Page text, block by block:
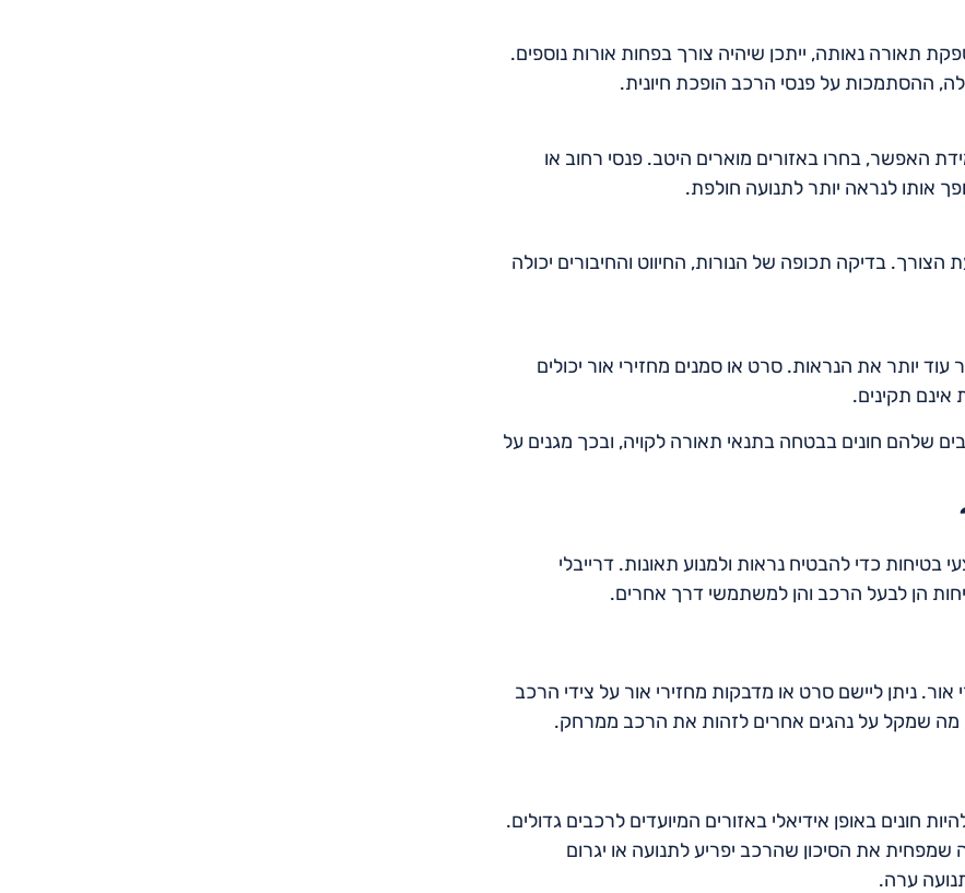
תאורה נאותה, ייתכן שיהיה צורך בפחות אורות נוספים.
ההסתמכות על פנסי הרכב הופכת חיונית.
האפשר, בחרו באזורים מוארים היטב. פנסי רחוב או
אותו לנראה יותר לתנועה חולפת.
בדיקה תכופה של הנורות, החיווט והחיבורים יכולה
יותר את הנראות. סרט או סמנים מחזירי אור יכולים
תקינים.
שלהם חונים בבטחה בתנאי תאורה לקויה, ובכך מגנים על
תשומת לב לאמצעי בטיחות כדי להבטיח נראות ולמנוע תאונות. דרייבלי
הן לבעל הרכב והן למשתמשי דרך אחרים.
ניתן ליישם סרט או מדבקות מחזירי אור על צידי הרכב
מה שמקל על נהגים אחרים לזהות את הרכב ממרחק.
חונים באופן אידיאלי באזורים המיועדים לרכבים גדולים.
את הסיכון שהרכב יפריע לתנועה או יגרום
ערה.